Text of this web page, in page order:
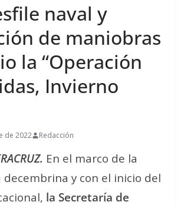
naval y
de maniobras
la “Operación
Invierno
de 2022 Redacción
En el marco de la
y con el inicio del
la Secretaría de